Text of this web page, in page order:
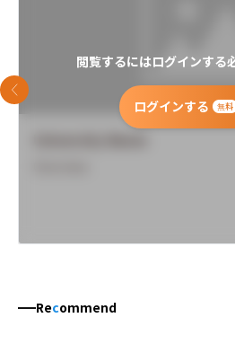
閲覧するにはログインする
ログインする 無料
前のスライド
Recommend